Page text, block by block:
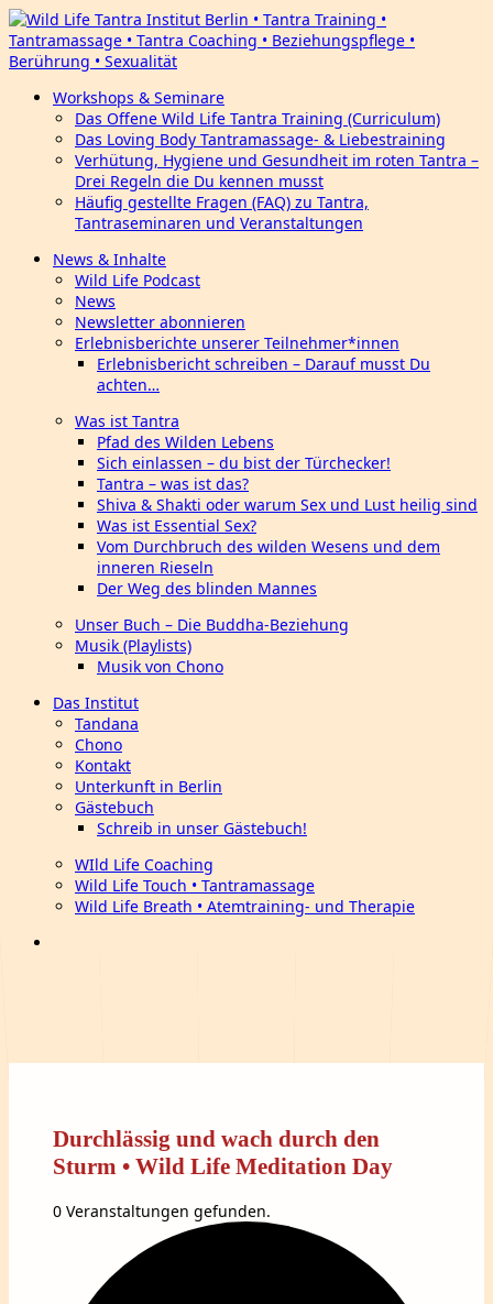
Workshops & Seminare
Das Offene Wild Life Tantra Training (Curriculum)
Das Loving Body Tantramassage- & Liebestraining
Verhütung, Hygiene und Gesundheit im roten Tantra –
Drei Regeln die Du kennen musst
Häufig gestellte Fragen (FAQ) zu Tantra,
Tantraseminaren und Veranstaltungen
News & Inhalte
Wild Life Podcast
News
Newsletter abonnieren
Erlebnisberichte unserer Teilnehmer*innen
Erlebnisbericht schreiben – Darauf musst Du
achten…
Was ist Tantra
Pfad des Wilden Lebens
Sich einlassen – du bist der Türchecker!
Tantra – was ist das?
Shiva & Shakti oder warum Sex und Lust heilig sind
Was ist Essential Sex?
Vom Durchbruch des wilden Wesens und dem
inneren Rieseln
Der Weg des blinden Mannes
Unser Buch – Die Buddha-Beziehung
Musik (Playlists)
Musik von Chono
Das Institut
Tandana
Chono
Kontakt
Unterkunft in Berlin
Gästebuch
Schreib in unser Gästebuch!
WIld Life Coaching
Wild Life Touch • Tantramassage
Wild Life Breath • Atemtraining- und Therapie
Durchlässig und wach durch den
Sturm • Wild Life Meditation Day
0 Veranstaltungen gefunden.